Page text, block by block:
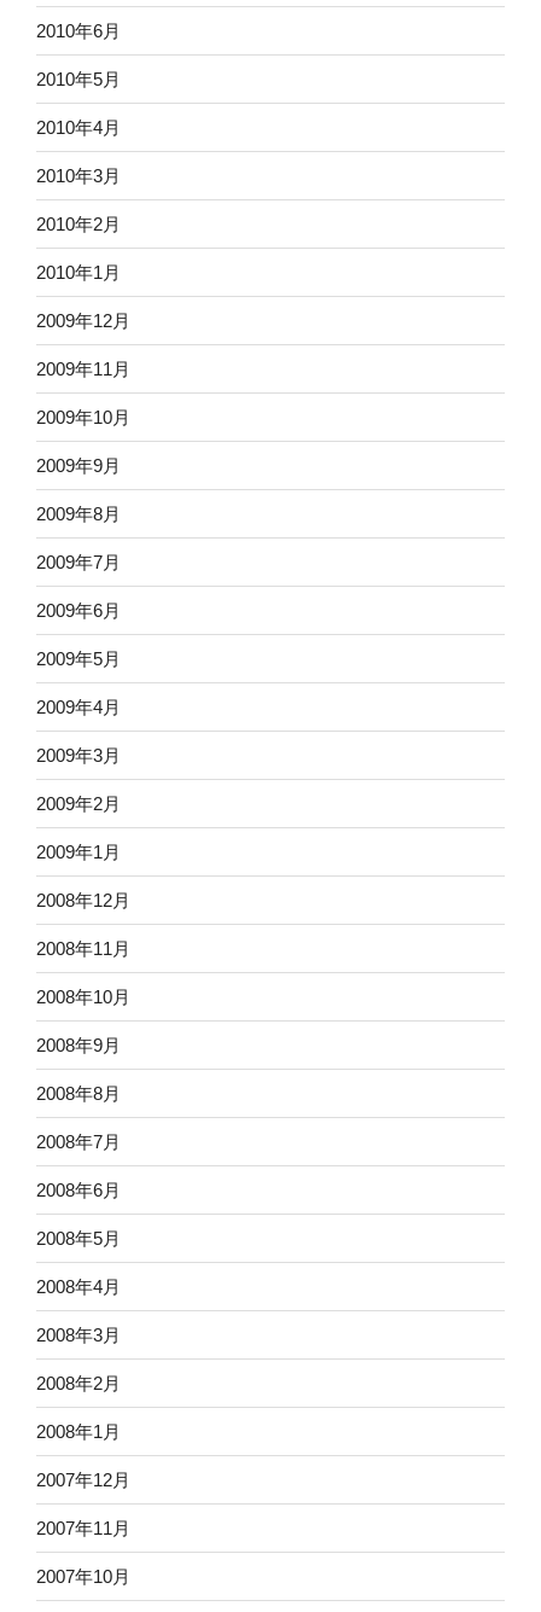
2010年6月
2010年5月
2010年4月
2010年3月
2010年2月
2010年1月
2009年12月
2009年11月
2009年10月
2009年9月
2009年8月
2009年7月
2009年6月
2009年5月
2009年4月
2009年3月
2009年2月
2009年1月
2008年12月
2008年11月
2008年10月
2008年9月
2008年8月
2008年7月
2008年6月
2008年5月
2008年4月
2008年3月
2008年2月
2008年1月
2007年12月
2007年11月
2007年10月